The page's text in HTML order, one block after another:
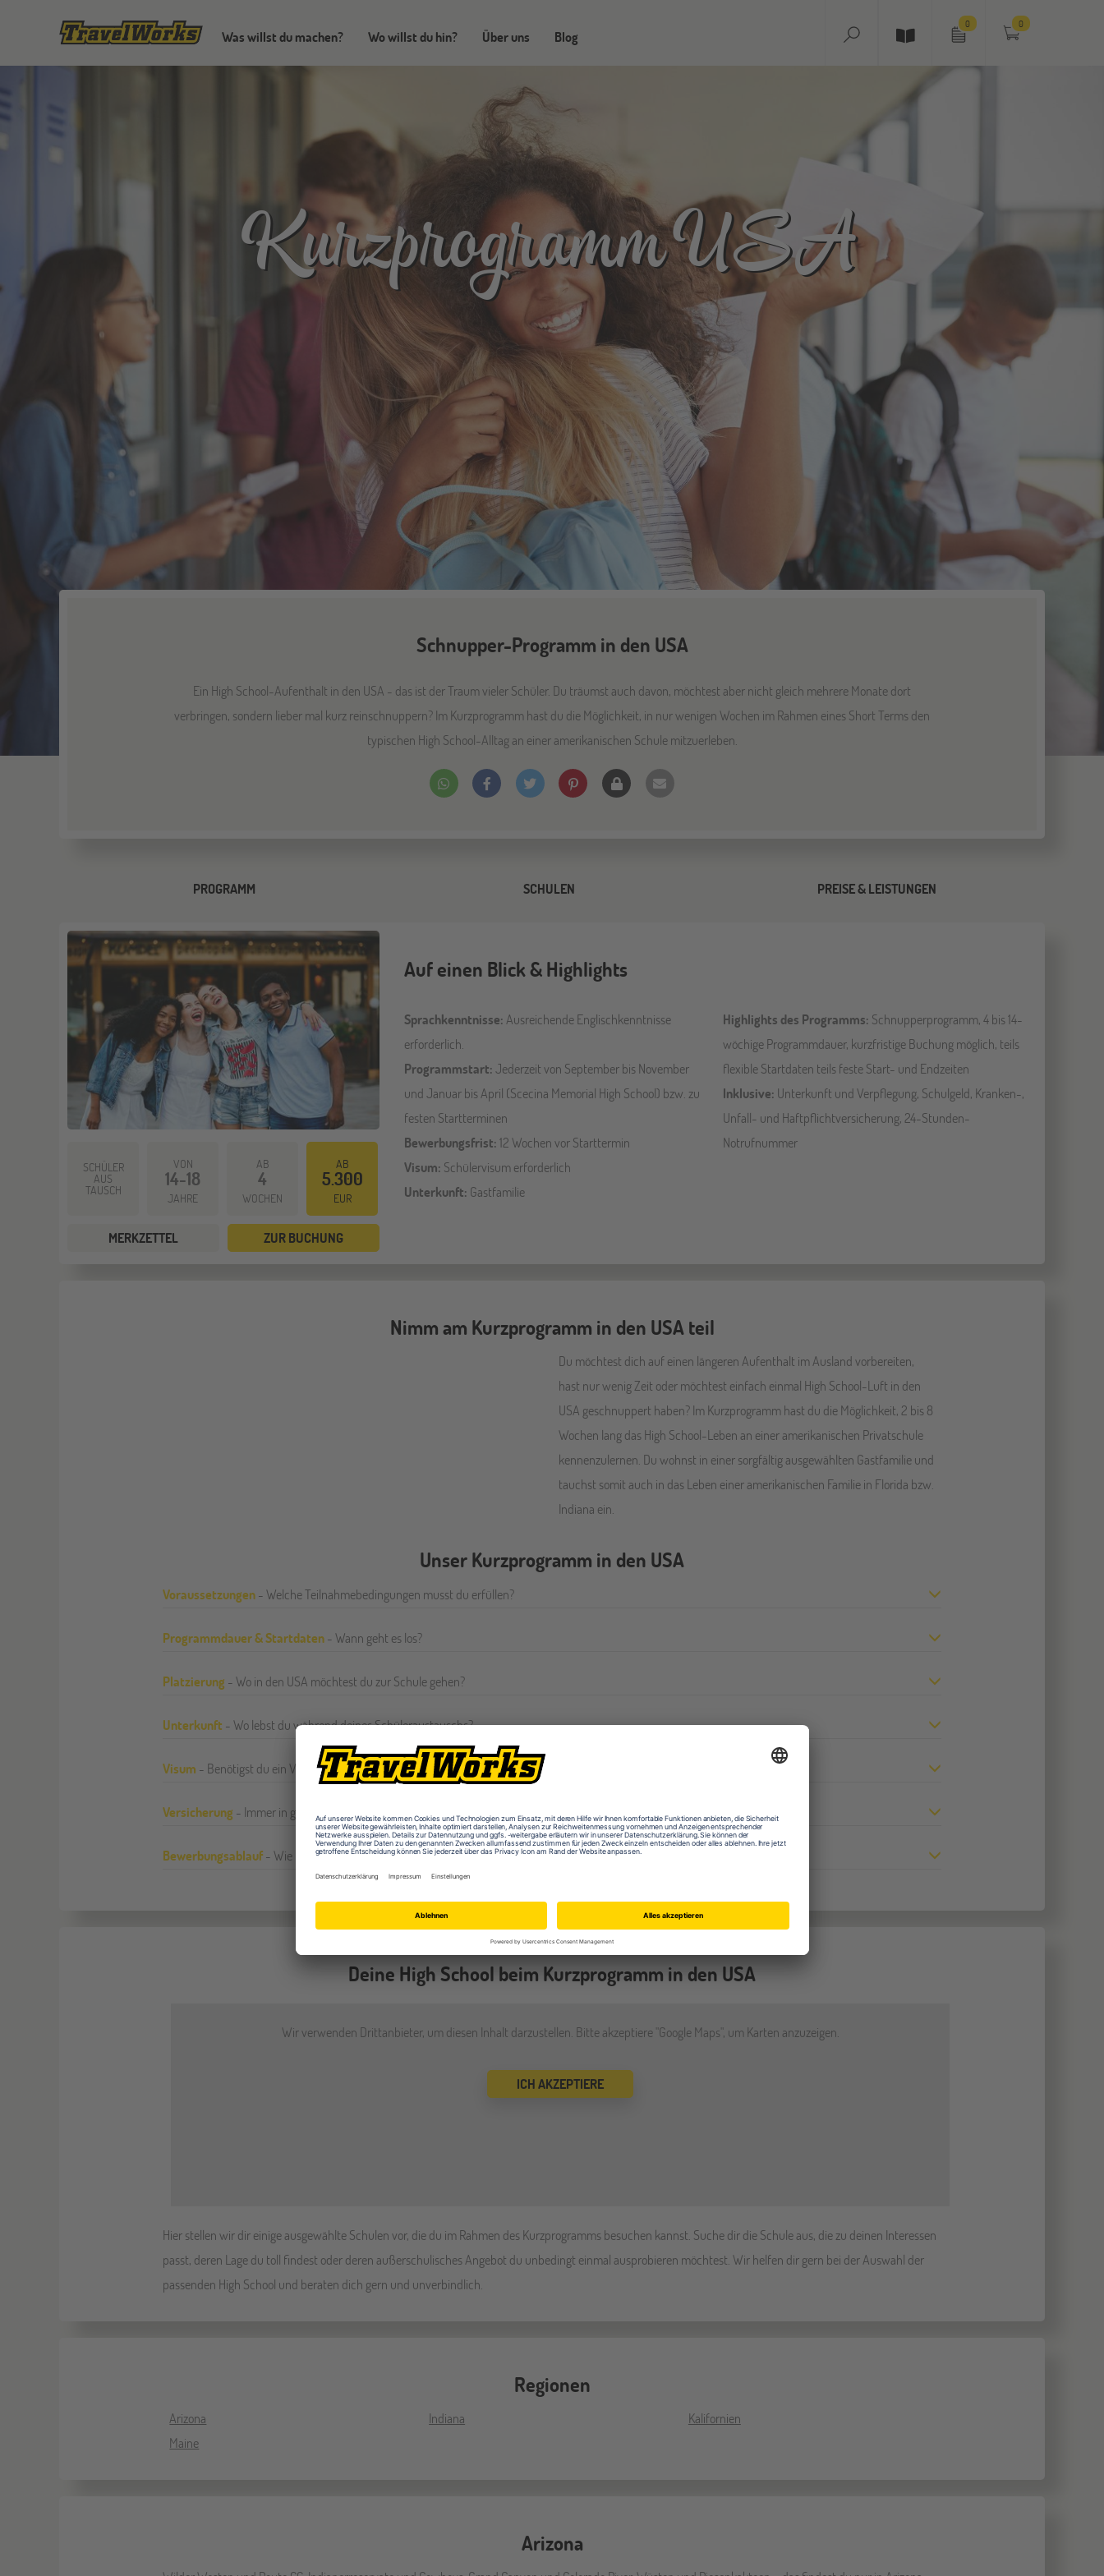
Was willst du machen? Wo willst du hin? Über uns Blog
0 0
Kurzprogramm USA
Schnupper-Programm in den USA
Ein High School-Aufenthalt in den USA - das ist der Traum vieler Schüler. Du träumst auch davon, möchtest aber nicht gleich mehrere Monate dort
verbringen, sondern lieber mal kurz reinschnuppern? Im Kurzprogramm hast du die Möglichkeit, in nur wenigen Wochen im Rahmen eines Short Terms den
typischen High School-Alltag an einer amerikanischen Schule mitzuerleben.
PROGRAMM SCHULEN PREISE & LEISTUNGEN
SCHÜLER
AUS
TAUSCH
VON
14-18
JAHRE
AB
4
WOCHEN
AB
5.300
EUR
MERKZETTEL ZUR BUCHUNG
Auf einen Blick & Highlights
Sprachkenntnisse: Ausreichende Englischkenntnisse
erforderlich.
Programmstart:Jederzeit von September bis November
und Januar bis April (Scecina Memorial High School) bzw. zu
festen Startterminen
Bewerbungsfrist:12 Wochen vor Starttermin
Visum: Schülervisum erforderlich
Unterkunft: Gastfamilie
Highlights des Programms: Schnupperprogramm, 4 bis 14-
wöchige Programmdauer, kurzfristige Buchung möglich, teils
flexible Startdaten teils feste Start- und Endzeiten
Inklusive: Unterkunft und Verpflegung, Schulgeld, Kranken-,
Unfall- und Haftpflichtversicherung, 24-Stunden-
Notrufnummer
Nimm am Kurzprogramm in den USA teil
Du möchtest dich auf einen längeren Aufenthalt im Ausland vorbereiten,
hast nur wenig Zeit oder möchtest einfach einmal High School-Luft in den
USA geschnuppert haben? Im Kurzprogramm hast du die Möglichkeit, 2 bis 8
Wochen lang das High School-Leben an einer amerikanischen Privatschule
kennenzulernen. Du wohnst in einer sorgfältig ausgewählten Gastfamilie und
tauchst somit auch in das Leben einer amerikanischen Familie in Florida bzw.
Indiana ein.
Unser Kurzprogramm in den USA
Voraussetzungen- Welche Teilnahmebedingungen musst du erfüllen?
Programmdauer & Startdaten- Wann geht es los?
Platzierung - Wo in den USA möchtest du zur Schule gehen?
Unterkunft - Wo lebst du während deines Schüleraustauschs?
Visum - Benötigst du ein Visum oder nicht?
Versicherung - Immer in guten Händen!
Bewerbungsablauf- Wie meldest du dich für deinen Schüleraustausch an?
Deine High School beim Kurzprogramm in den USA
Wir verwenden Drittanbieter, um diesen Inhalt darzustellen. Bitte akzeptiere "Google Maps", um Karten anzuzeigen.
ICH AKZEPTIERE
Hier stellen wir dir einige ausgewählte Schulen vor, die du im Rahmen des Kurzprogramms besuchen kannst. Suche dir die Schule aus, die zu deinen Interessen
passt, deren Lage du toll findest oder deren außerschulisches Angebot du unbedingt einmal ausprobieren möchtest. Wir helfen dir gern bei der Auswahl der
passenden High School und beraten dich gern und unverbindlich.
Regionen
Arizona Indiana
Kalifornien
Maine
Arizona